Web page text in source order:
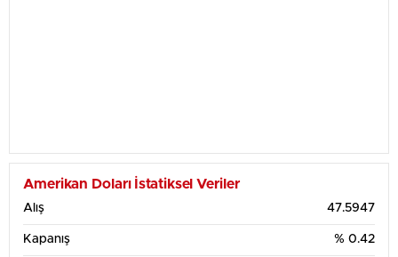
Amerikan Doları İstatiksel Veriler
Alış 47.5947
Kapanış % 0.42